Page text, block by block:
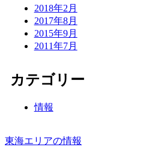
2018年2月
2017年8月
2015年9月
2011年7月
カテゴリー
情報
東海エリアの情報